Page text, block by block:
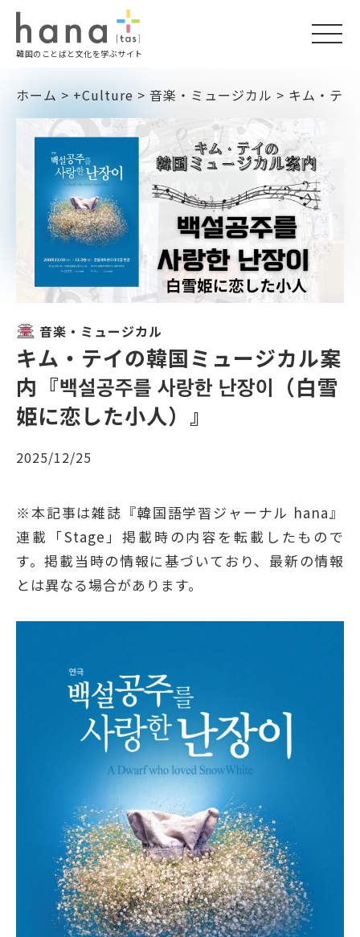
韓国のことばと文化を学ぶサイト
ホーム > +Culture > 音楽・ミュージカル > キム・テ
音楽・ミュージカル
キム・テイの韓国ミュージカル案
内『백설공주를 사랑한 난장이（白雪
姫に恋した小人）』
2025/12/25
※本記事は雑誌『韓国語学習ジャーナル hana』
連載「Stage」掲載時の内容を転載したもので
す。掲載当時の情報に基づいており、最新の情報
とは異なる場合があります。